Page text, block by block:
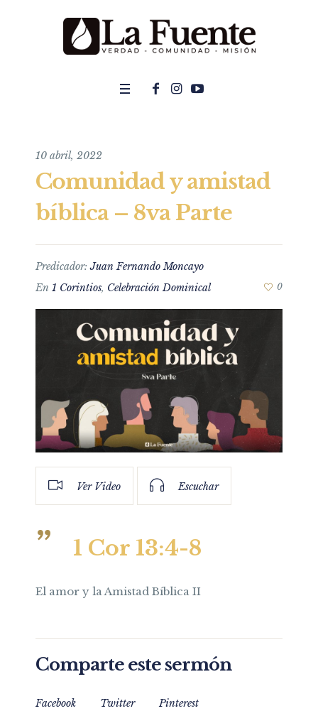
10 abril, 2022
Comunidad y amistad
bíblica – 8va Parte
Predicador:Juan Fernando Moncayo
En 1 Corintios, Celebración Dominical 0
Ver Video Escuchar
1 Cor 13:4-8
El amor y la Amistad Bíblica II
Comparte este sermón
Facebook Twitter Pinterest